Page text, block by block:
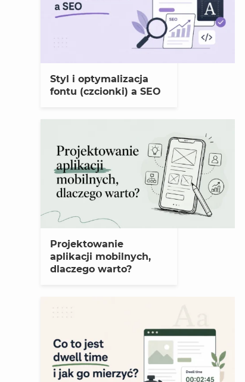
Styl i optymalizacja
fontu (czcionki) a SEO
Projektowanie
aplikacji mobilnych,
dlaczego warto?